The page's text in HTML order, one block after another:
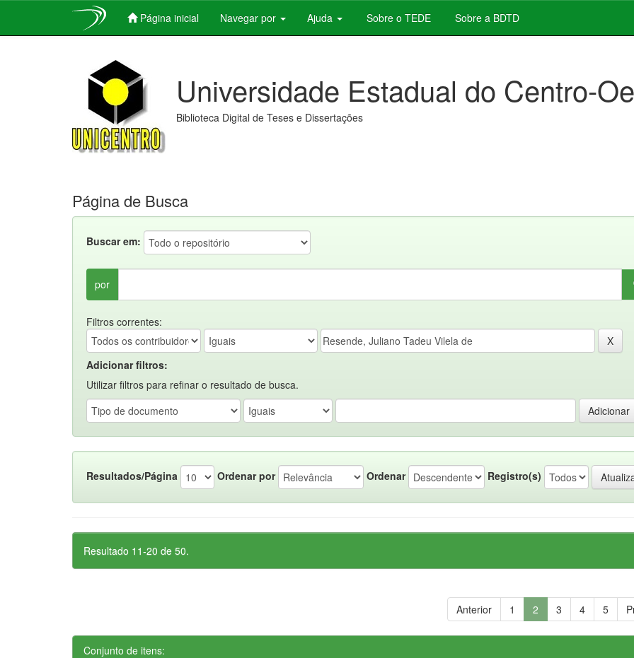
Página inicial Navegar por Ajuda Sobre o TEDE Sobre a BDTD
Universidade Estadual do Centro-
Biblioteca Digital de Teses e Dissertações
Página de Busca
Buscar em:
por
Filtros correntes:
Adicionar filtros:
Utilizar filtros para refinar o resultado de busca.
Resultados/Página Ordenar por Ordenar Registro(s)
Resultado 11-20 de 50.
Anterior 1 2 3 4 5
Conjunto de itens: